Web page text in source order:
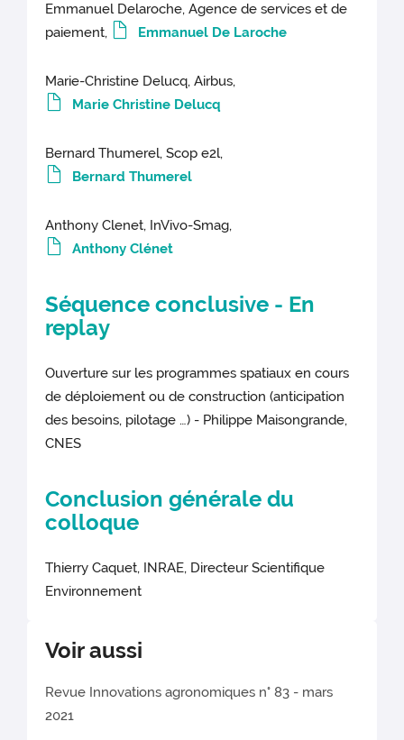
Emmanuel Delaroche, Agence de services et de
paiement,
Emmanuel De Laroche
Marie-Christine Delucq, Airbus,
Marie Christine Delucq
Bernard Thumerel, Scop e2l,
Bernard Thumerel
Anthony Clenet, InVivo-Smag,
Anthony Clénet
Séquence conclusive - En
replay
Ouverture sur les programmes spatiaux en cours
de déploiement ou de construction (anticipation
des besoins, pilotage …) - Philippe Maisongrande,
CNES
Conclusion générale du
colloque
Thierry Caquet, INRAE, Directeur Scientifique
Environnement
Voir aussi
Revue Innovations agronomiques n° 83 - mars
2021